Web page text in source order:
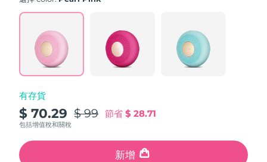
Read
Reviews.
Same
page
有存貨
$ 70.29 $ 99 節省$ 28.71
包括增值稅和關稅
新增
斯洛伐克
斯洛維尼亞 預計送達日期
預計送達日期
南韓
西班牙
瑞典 8/9/26